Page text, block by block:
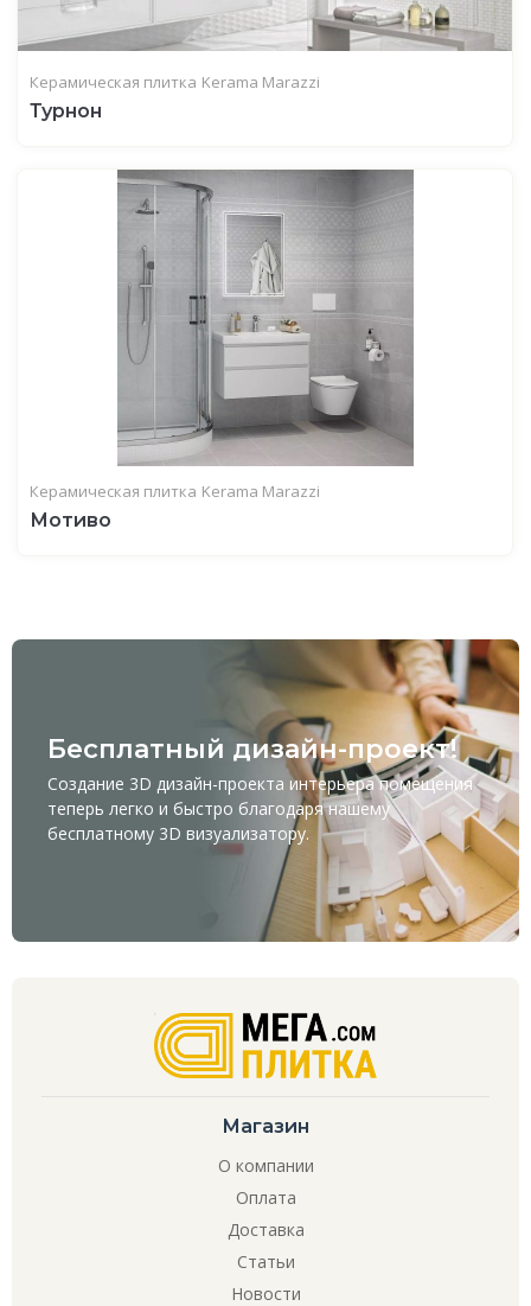
Керамическая плитка Kerama Marazzi
Турнон
Керамическая плитка Kerama Marazzi
Мотиво
Бесплатный дизайн-проект!
Создание 3D дизайн-проекта интерьера помещения
теперь легко и быстро благодаря нашему
бесплатному 3D визуализатору.
Магазин
О компании
Оплата
Доставка
Статьи
Новости